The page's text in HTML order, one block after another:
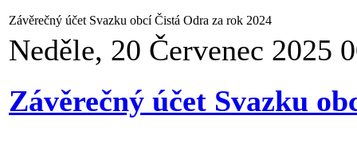
Závěrečný účet Svazku obcí Čistá Odra za rok 2024
Neděle, 20 Červenec 2025
Závěrečný účet Svazku